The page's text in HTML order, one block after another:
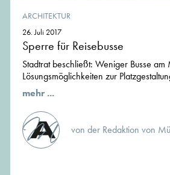
ARCHITEKTUR
26. Juli 2017
Sperre für Reisebusse
Stadtrat beschließt: Weniger Busse am
Lösungsmöglichkeiten zur
mehr ...
von der Redaktion von